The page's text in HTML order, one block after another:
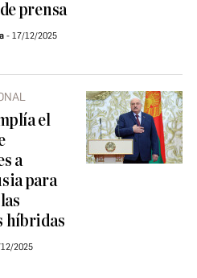
prensa
17/12/2025
el
a
para
híbridas
2025